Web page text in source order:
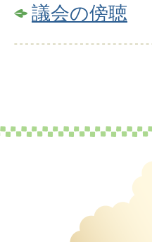
議会の傍聴